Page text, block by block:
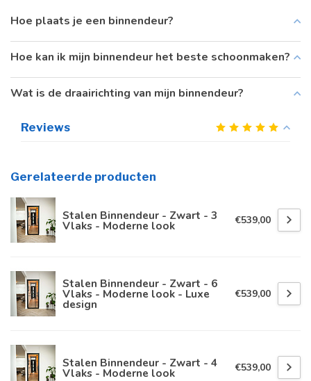
Hoe plaats je een binnendeur?
Hoe kan ik mijn binnendeur het beste schoonmaken?
Wat is de draairichting van mijn binnendeur?
Reviews
Gerelateerde producten
Stalen Binnendeur - Zwart - 3
Vlaks - Moderne look €539,00
Stalen Binnendeur - Zwart - 6
Vlaks - Moderne look - Luxe
design
€539,00
Stalen Binnendeur - Zwart - 4
Vlaks - Moderne look €539,00